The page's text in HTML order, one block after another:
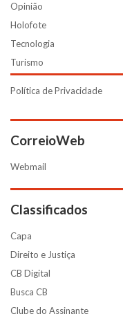
Opinião
Holofote
Tecnologia
Turismo
Política de Privacidade
CorreioWeb
Webmail
Classificados
Capa
Direito e Justiça
CB Digital
Busca CB
Clube do Assinante